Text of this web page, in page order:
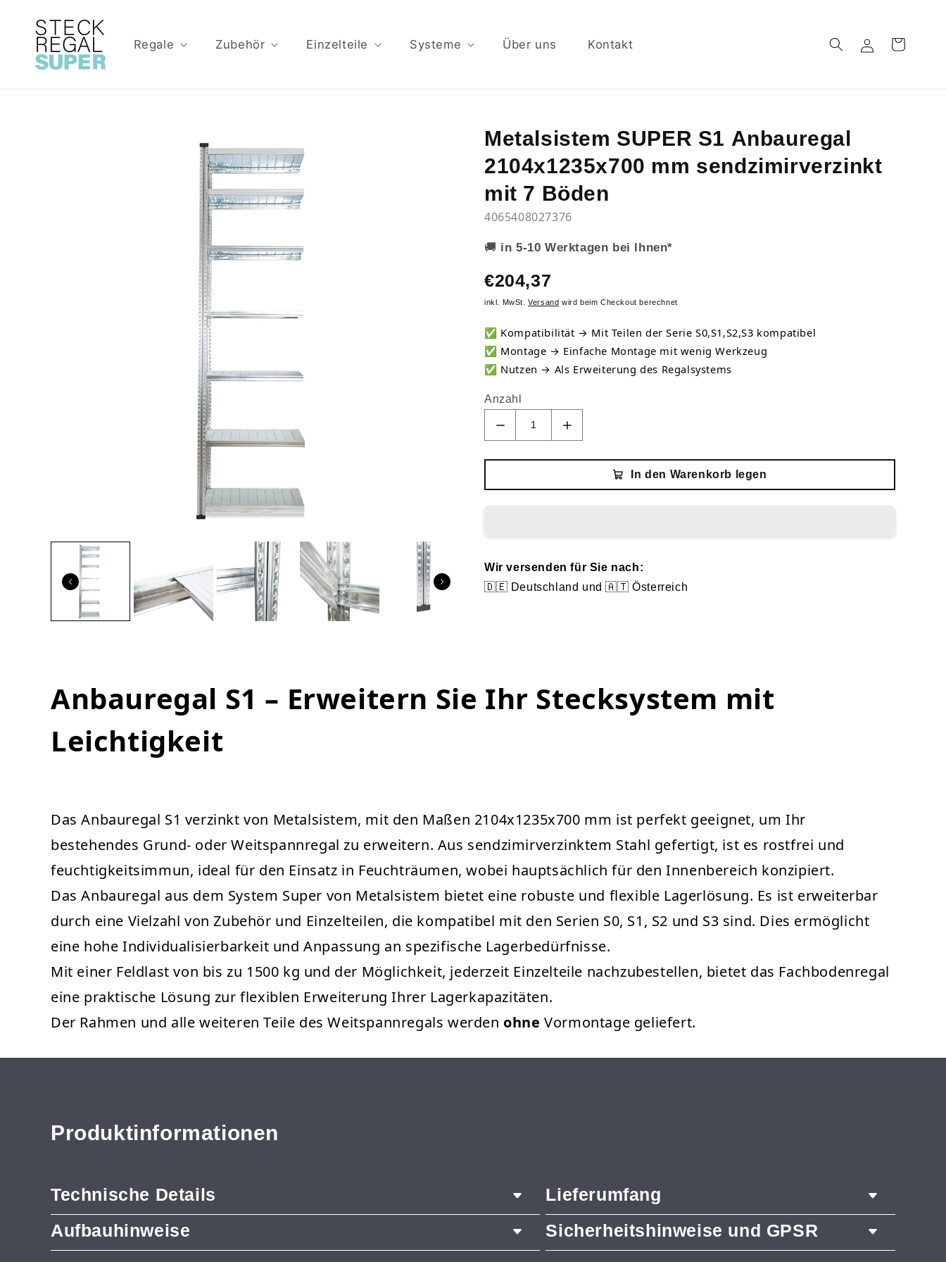
Inhalt
Regale Zubehör Einzelteile Systeme Über uns Kontakt EinloggenWarenkorb
Metalsistem SUPER S1 Anbauregal
2104x1235x700 mm sendzimirverzinkt
mit 7 Böden
4065408027376
🚚 in 5-10 Werktagen bei Ihnen*
€204,37
inkl. MwSt.Versand wird beim Checkout berechnet
✅ Kompatibilität → Mit Teilen der Serie S0,S1,S2,S3 kompatibel
✅ Montage → Einfache Montage mit wenig Werkzeug
✅ Nutzen → Als Erweiterung des Regalsystems
Anzahl
In den Warenkorb legen
Wir versenden für Sie nach:
🇩🇪 Deutschland und 🇦🇹 Österreich
Anbauregal S1 – Erweitern Sie Ihr Stecksystem mit
Leichtigkeit
Das Anbauregal S1 verzinkt von Metalsistem, mit den Maßen 2104x1235x700 mm ist perfekt geeignet, um Ihr
bestehendes Grund- oder Weitspannregal zu erweitern. Aus sendzimirverzinktem Stahl gefertigt, ist es rostfrei und
feuchtigkeitsimmun, ideal für den Einsatz in Feuchträumen, wobei hauptsächlich für den Innenbereich konzipiert.
Das Anbauregal aus dem System Super von Metalsistem bietet eine robuste und flexible Lagerlösung. Es ist erweiterbar
durch eine Vielzahl von Zubehör und Einzelteilen, die kompatibel mit den Serien S0, S1, S2 und S3 sind. Dies ermöglicht
eine hohe Individualisierbarkeit und Anpassung an spezifische Lagerbedürfnisse.
Mit einer Feldlast von bis zu 1500 kg und der Möglichkeit, jederzeit Einzelteile nachzubestellen, bietet das Fachbodenregal
eine praktische Lösung zur flexiblen Erweiterung Ihrer Lagerkapazitäten.
Der Rahmen und alle weiteren Teile des Weitspannregals werden ohne Vormontage geliefert.
Produktinformationen
Technische Details
Produkttyp: Anbauregal
Aufbauhinweise
Lieferumfang
2x Pfosten 2104 mm
Sicherheitshinweise und GPSR